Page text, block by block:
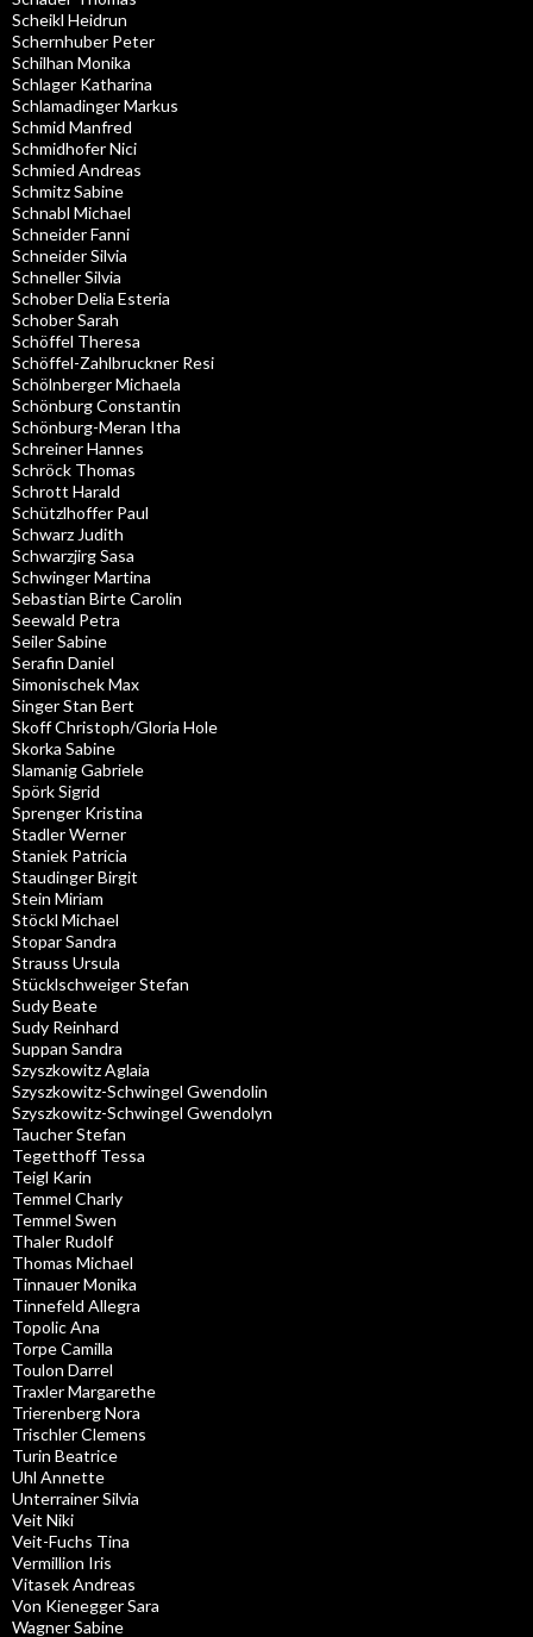
Scheikl Heidrun
Schernhuber Peter
Schilhan Monika
Schlager Katharina
Schlamadinger Markus
Schmid Manfred
Schmidhofer Nici
Schmied Andreas
Schmitz Sabine
Schnabl Michael
Schneider Fanni
Schneider Silvia
Schneller Silvia
Schober Delia Esteria
Schober Sarah
Schöffel Theresa
Schöffel-Zahlbruckner Resi
Schölnberger Michaela
Schönburg Constantin
Schönburg-Meran Itha
Schreiner Hannes
Schröck Thomas
Schrott Harald
Schützlhoffer Paul
Schwarz Judith
Schwarzjirg Sasa
Schwinger Martina
Sebastian Birte Carolin
Seewald Petra
Seiler Sabine
Serafin Daniel
Simonischek Max
Singer Stan Bert
Skoff Christoph/Gloria Hole
Skorka Sabine
Slamanig Gabriele
Spörk Sigrid
Sprenger Kristina
Stadler Werner
Staniek Patricia
Staudinger Birgit
Stein Miriam
Stöckl Michael
Stopar Sandra
Strauss Ursula
Stücklschweiger Stefan
Sudy Beate
Sudy Reinhard
Suppan Sandra
Szyszkowitz Aglaia
Szyszkowitz-Schwingel Gwendolin
Szyszkowitz-Schwingel Gwendolyn
Taucher Stefan
Tegetthoff Tessa
Teigl Karin
Temmel Charly
Temmel Swen
Thaler Rudolf
Thomas Michael
Tinnauer Monika
Tinnefeld Allegra
Topolic Ana
Torpe Camilla
Toulon Darrel
Traxler Margarethe
Trierenberg Nora
Trischler Clemens
Turin Beatrice
Uhl Annette
Unterrainer Silvia
Veit Niki
Veit-Fuchs Tina
Vermillion Iris
Vitasek Andreas
Von Kienegger Sara
Wagner Sabine